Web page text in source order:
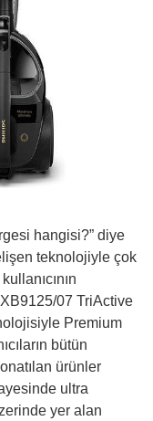
hangisi?” diye
teknolojiyle çok
07 TriActive
Premium
bütün
ürünler
ultra
yer alan